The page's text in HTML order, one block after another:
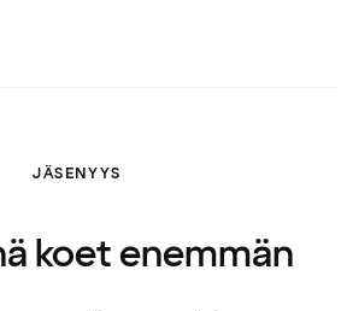
JÄSENYYS
koet enemmän